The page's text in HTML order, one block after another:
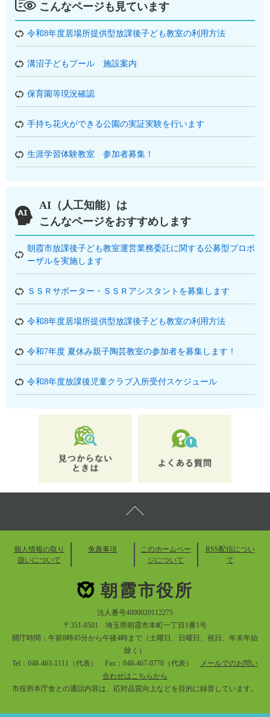
こんなページも見ています
令和8年度居場所提供型放課後子ども教室の利用方法
溝沼子どもプール 施設案内
保育園等現況確認
手持ち花火ができる公園の実証実験を行います
生涯学習体験教室 参加者募集！
AI（人工知能）は
こんなページをおすすめします
朝霞市放課後子ども教室運営業務委託に関する公募型プロポ
ーザルを実施します
ＳＳＲサポーター・ＳＳＲアシスタントを募集します
令和8年度居場所提供型放課後子ども教室の利用方法
令和7年度 夏休み親子陶芸教室の参加者を募集します！
令和8年度放課後児童クラブ入所受付スケジュール
個人情報の取り
扱いについて
免責事項
このホームペー
ジについて
RSS配信につい
て
朝霞市役所
法人番号4000020112275
〒351-8501 埼玉県朝霞市本町一丁目1番1号
開庁時間：午前8時45分から午後4時まで（土曜日、日曜日、祝日、年末年始
除く）
Tel：048-463-1111（代表） Fax：048-467-0770（代表）
メールでのお問い
合わせはこちらから
市役所本庁舎との通話内容は、応対品質向上などを目的に録音しています。